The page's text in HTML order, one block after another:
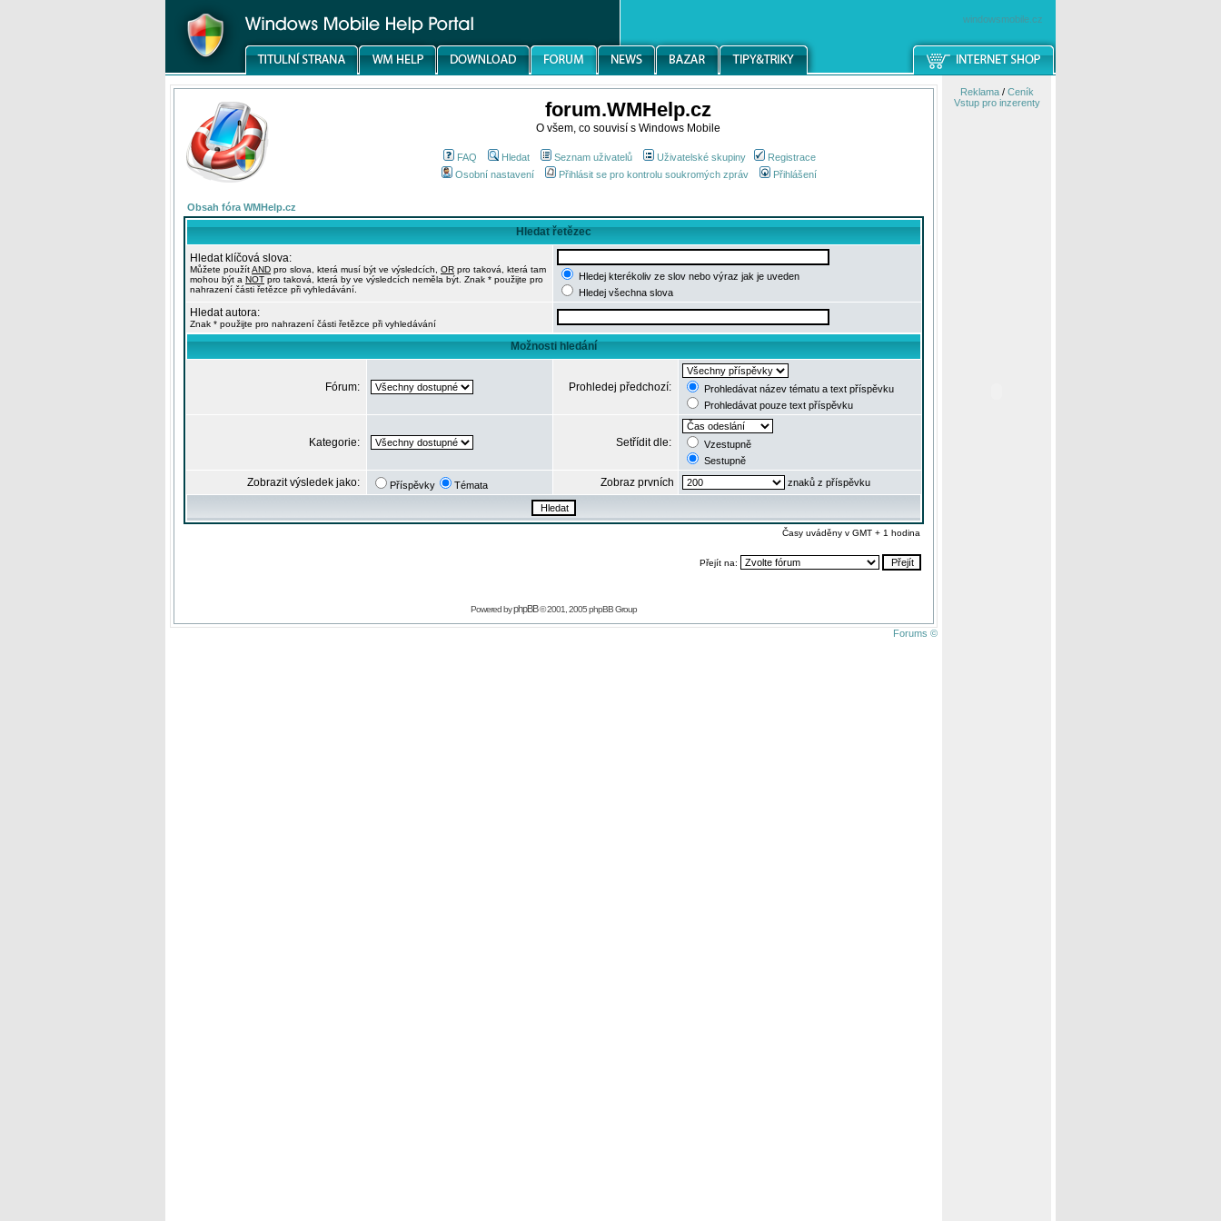
windowsmobile.cz
forum.WMHelp.cz
O všem, co souvisí s Windows Mobile
FAQ Hledat Seznam uživatelů Uživatelské skupiny
Registrace
Osobní nastavení
Přihlásit se pro kontrolu soukromých zpráv Přihlášení
Obsah fóra WMHelp.cz
Hledat řetězec
Hledat klíčová slova:
Můžete použítAND pro slova, která musí být ve výsledcích, OR pro taková, která tam
mohou být a NOT pro taková, která by ve výsledcích neměla být. Znak * použijte pro
nahrazení části řetězce při vyhledávání.
Hledej kterékoliv ze slov nebo výraz jak je uveden
Hledej všechna slova
Hledat autora:
Znak * použijte pro nahrazení části řetězce při vyhledávání
Možnosti hledání
Fórum: Prohledej předchozí:
Prohledávat název tématu a text příspěvku
Prohledávat pouze text příspěvku
Kategorie: Setřídit dle:
Vzestupně
Sestupně
Zobrazit výsledek jako: Příspěvky Témata Zobraz prvních znaků z příspěvku
Časy uváděny v GMT + 1 hodina
Přejít na:
Powered byphpBB© 2001, 2005 phpBB Group
Forums ©
Reklama/ Ceník
Vstup pro inzerenty